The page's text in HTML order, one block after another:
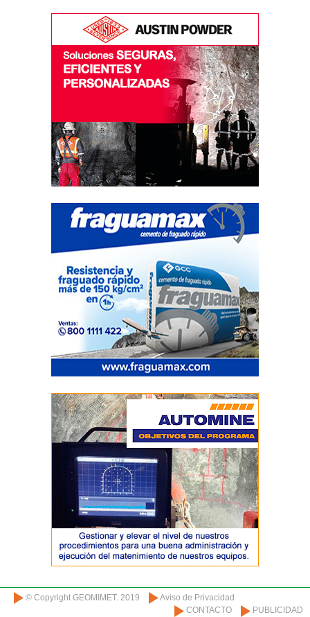
© Copyright GEOMIMET. 2019
Aviso de Privacidad
CONTACTO
PUBLICIDAD